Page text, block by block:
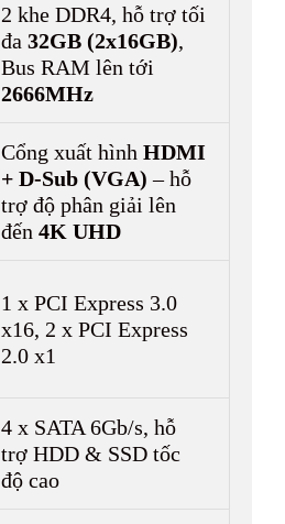
2 khe DDR4, hỗ trợ tối
đa 32GB (2x16GB),
Bus RAM lên tới
2666MHz
Cổng xuất hình HDMI
+ D-Sub (VGA) – hỗ
trợ độ phân giải lên
đến 4K UHD
1 x PCI Express 3.0
x16, 2 x PCI Express
2.0 x1
4 x SATA 6Gb/s, hỗ
trợ HDD & SSD tốc
độ cao